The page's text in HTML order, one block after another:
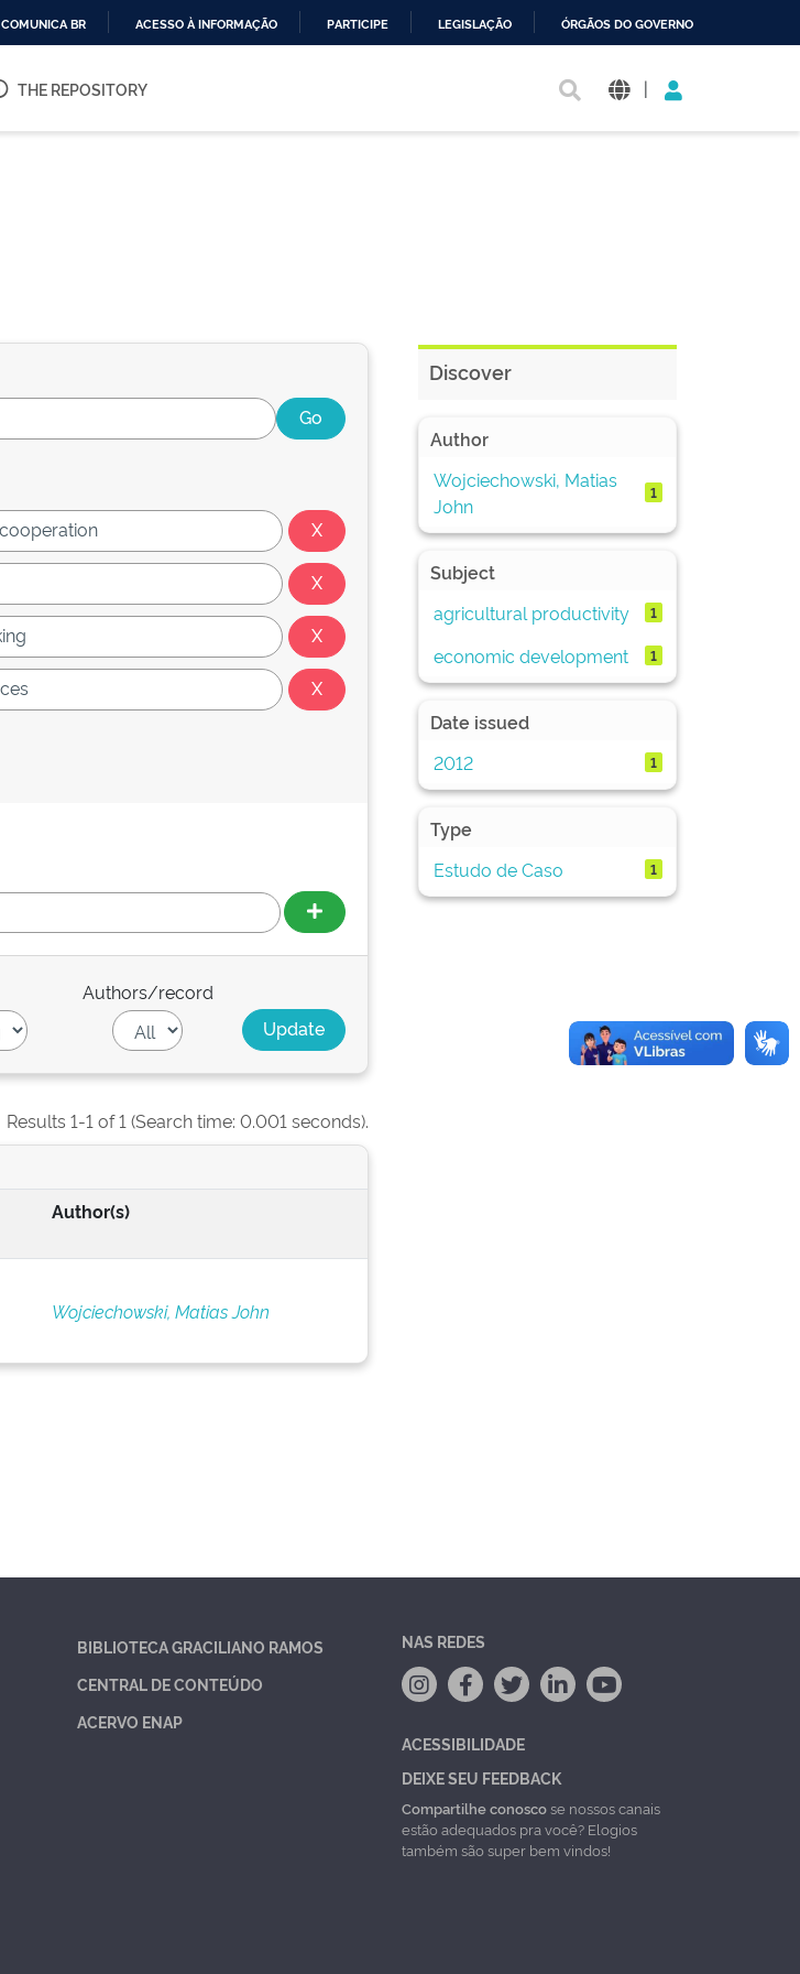
O
COMUNICA BR ACESSO À INFORMAÇÃO PARTICIPE LEGISLAÇÃO ÓRGÃOS DO GOVERNO
THE REPOSITORY |
Authors/record
Results 1-1 of 1 (Search time: 0.001 seconds).
Author(s)
Wojciechowski, Matias John
Discover
Author
Wojciechowski, Matias
John
1
Subject
agricultural productivity
1
economic development 1
Date issued
2012
1
Type
Estudo de Caso
1
BIBLIOTECA GRACILIANO RAMOS
CENTRAL DE CONTEÚDO
ACERVO ENAP
NAS REDES
ACESSIBILIDADE
DEIXE SEU FEEDBACK
Compartilhe conoscose nossos canais
estão adequados pra você? Elogios
também são super bem vindos!